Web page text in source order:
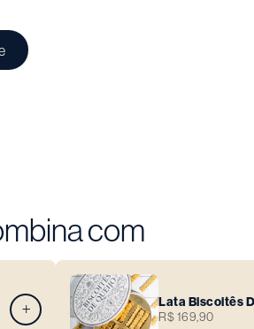
com
Lata Biscoitês
R$ 169,90